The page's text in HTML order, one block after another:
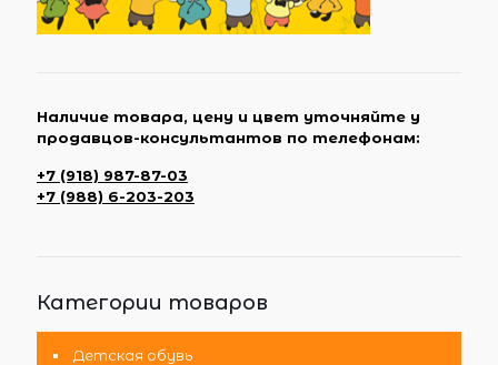
Наличие товара, цену и цвет уточняйте у
продавцов-консультантов по телефонам:
+7 (918) 987-87-03
+7 (988) 6-203-203
Категории товаров
Детская обувь